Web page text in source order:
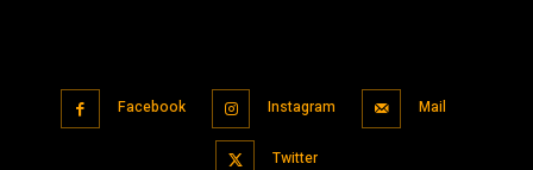
Facebook Instagram Mail
Twitter